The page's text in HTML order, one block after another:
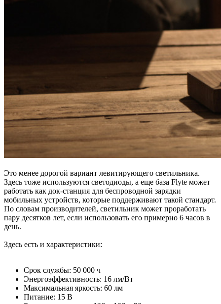
Это менее дорогой вариант левитирующего светильника.
Здесь тоже используются светодиоды, а еще база Flyte может
работать как док-станция для беспроводной зарядки
мобильных устройств, которые поддерживают такой стандарт.
По словам производителей, светильник может проработать
пару десятков лет, если использовать его примерно 6 часов в
день.
Здесь есть и характеристики:
Срок службы: 50 000 ч
Энергоэффективность: 16 лм/Вт
Максимальная яркость: 60 лм
Питание: 15 В